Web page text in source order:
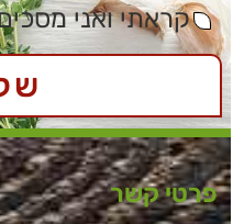
קראתי ואני
פרטי קשר